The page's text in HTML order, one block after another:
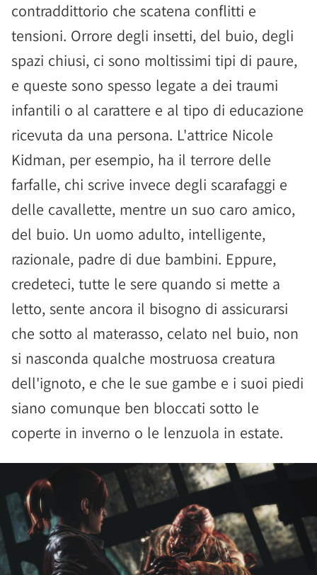
contraddittorio che scatena conflitti e
tensioni. Orrore degli insetti, del buio, degli
spazi chiusi, ci sono moltissimi tipi di paure,
e queste sono spesso legate a dei traumi
infantili o al carattere e al tipo di educazione
ricevuta da una persona. L'attrice Nicole
Kidman, per esempio, ha il terrore delle
farfalle, chi scrive invece degli scarafaggi e
delle cavallette, mentre un suo caro amico,
del buio. Un uomo adulto, intelligente,
razionale, padre di due bambini. Eppure,
credeteci, tutte le sere quando si mette a
letto, sente ancora il bisogno di assicurarsi
che sotto al materasso, celato nel buio, non
si nasconda qualche mostruosa creatura
dell'ignoto, e che le sue gambe e i suoi piedi
siano comunque ben bloccati sotto le
coperte in inverno o le lenzuola in estate.